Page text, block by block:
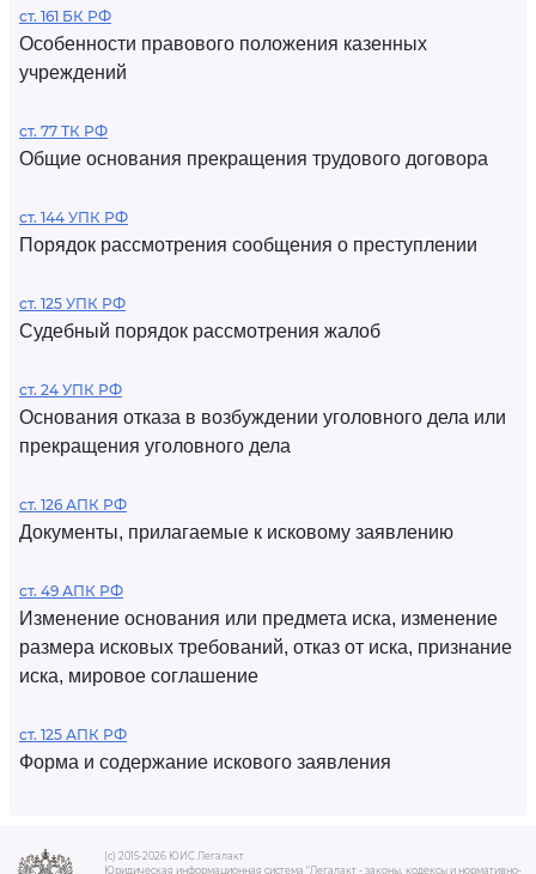
ст. 161 БК РФ
Особенности правового положения казенных
учреждений
ст. 77 ТК РФ
Общие основания прекращения трудового договора
ст. 144 УПК РФ
Порядок рассмотрения сообщения о преступлении
ст. 125 УПК РФ
Судебный порядок рассмотрения жалоб
ст. 24 УПК РФ
Основания отказа в возбуждении уголовного дела или
прекращения уголовного дела
ст. 126 АПК РФ
Документы, прилагаемые к исковому заявлению
ст. 49 АПК РФ
Изменение основания или предмета иска, изменение
размера исковых требований, отказ от иска, признание
иска, мировое соглашение
ст. 125 АПК РФ
Форма и содержание искового заявления
(c) 2015-2026 ЮИС Легалакт
Юридическая информационная система "Легалакт - законы, кодексы и нормативно-